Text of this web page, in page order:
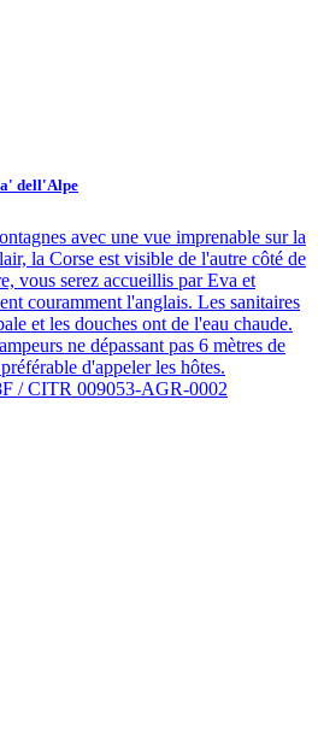
dell'Alpe
avec une vue imprenable sur la
la Corse est visible de l'autre côté de
vous serez accueillis par Eva et
couramment l'anglais. Les sanitaires
et les douches ont de l'eau chaude.
ne dépassant pas 6 mètres de
d'appeler les hôtes.
/ CITR 009053-AGR-0002